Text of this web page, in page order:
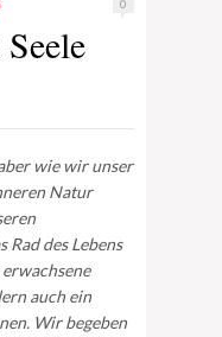
0
wie wir unser
Natur
Rad des Lebens
auch ein
Wir begeben